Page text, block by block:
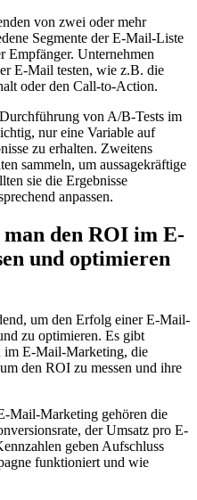
von zwei oder mehr
Segmente der E-Mail-Liste
Empfänger. Unternehmen
E-Mail testen, wie z.B. die
oder den Call-to-Action.
von A/B-Tests im
nur eine Variable auf
zu erhalten. Zweitens
sammeln, um aussagekräftige
sie die Ergebnisse
anpassen.
den ROI im E-
und optimieren
um den Erfolg einer E-Mail-
zu optimieren. Es gibt
im E-Mail-Marketing, die
den ROI zu messen und ihre
Mail-Marketing gehören die
der Umsatz pro E-
geben Aufschluss
funktioniert und wie